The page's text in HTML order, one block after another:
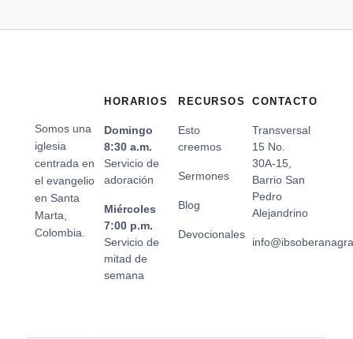
Somos una
iglesia
centrada en
el evangelio
en Santa
Marta,
Colombia.
HORARIOS
Domingo
8:30 a.m.
Servicio de
adoración
Miércoles
7:00 p.m.
Servicio de
mitad de
semana
RECURSOS
Esto
creemos
Sermones
Blog
Devocionales
CONTACTO
Transversal
15 No.
30A-15,
Barrio San
Pedro
Alejandrino